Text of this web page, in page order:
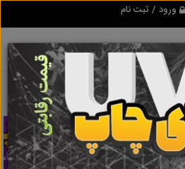
ورود / ثبت نام
نتایج جستجو برای برچسب آبنما موزیکال